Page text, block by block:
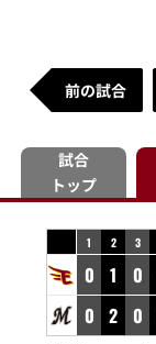
前の試合
試合
トップ
1 2 3
0 1 0
0 2 0